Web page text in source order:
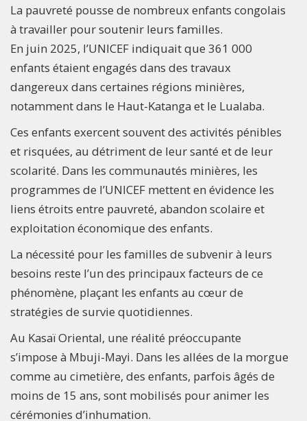
La pauvreté pousse de nombreux enfants congolais
à travailler pour soutenir leurs familles.
En juin 2025, l’UNICEF indiquait que 361 000
enfants étaient engagés dans des travaux
dangereux dans certaines régions minières,
notamment dans le Haut-Katanga et le Lualaba.
Ces enfants exercent souvent des activités pénibles
et risquées, au détriment de leur santé et de leur
scolarité. Dans les communautés minières, les
programmes de l’UNICEF mettent en évidence les
liens étroits entre pauvreté, abandon scolaire et
exploitation économique des enfants.
La nécessité pour les familles de subvenir à leurs
besoins reste l’un des principaux facteurs de ce
phénomène, plaçant les enfants au cœur de
stratégies de survie quotidiennes.
Au Kasaï Oriental, une réalité préoccupante
s’impose à Mbuji-Mayi. Dans les allées de la morgue
comme au cimetière, des enfants, parfois âgés de
moins de 15 ans, sont mobilisés pour animer les
cérémonies d’inhumation.